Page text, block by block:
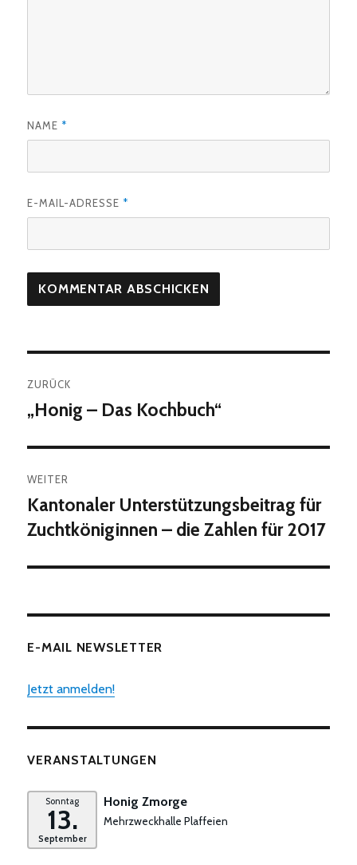
NAME *
E-MAIL-ADRESSE *
ZURÜCK
Vorheriger
„Honig – Das Kochbuch“
WEITER
Nächster
Beitrag:
Kantonaler Unterstützungsbeitrag für
Zuchtköniginnen – die Zahlen für 2017
E-MAIL NEWSLETTER
Jetzt anmelden!
VERANSTALTUNGEN
Sonntag
13.
September
Honig Zmorge
Mehrzweckhalle Plaffeien